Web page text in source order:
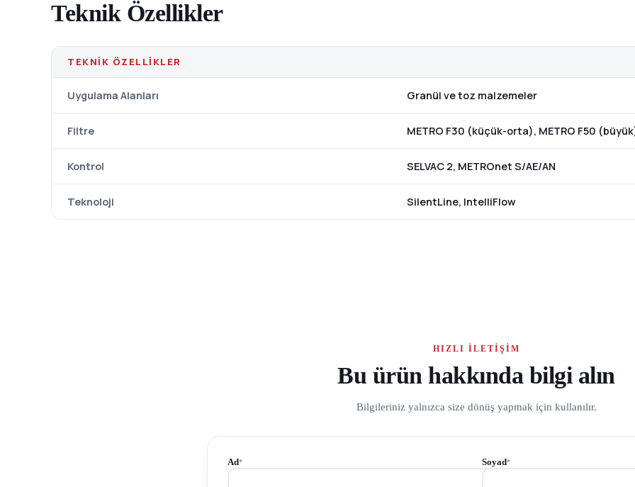
Teknik Özellikler
TEKNIK ÖZELLIKLER
Uygulama Alanları Granül ve toz malzemeler
Filtre METRO F30 (küçük-orta), METRO F50
Kontrol SELVAC 2, METROnet S/AE/AN
Teknoloji SilentLine, IntelliFlow
HIZLI İLETIŞIM
Bu ürün hakkında bilgi alın
Bilgileriniz yalnızca size dönüş yapmak için kullanılır.
Ad* Soyad*